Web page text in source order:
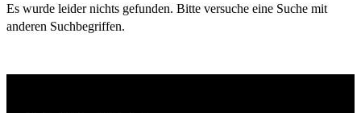
Es wurde leider nichts gefunden. Bitte versuche eine Suche mit
anderen Suchbegriffen.